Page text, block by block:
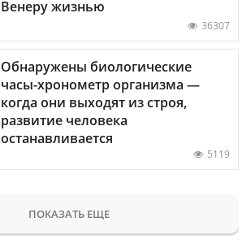
Венеру жизнью
36307
Обнаружены биологические
часы-хронометр организма —
когда они выходят из строя,
развитие человека
останавливается
5119
ПОКАЗАТЬ ЕЩЕ